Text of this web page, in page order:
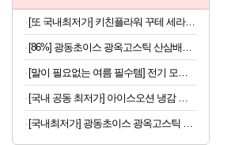
[또 국내최저가] 키친플라워 꾸테 세라믹 인덕션 냄비 편수 18cm x 2개
[국내최저가] 광동초이스 광옥고스틱 산삼배양근 30포